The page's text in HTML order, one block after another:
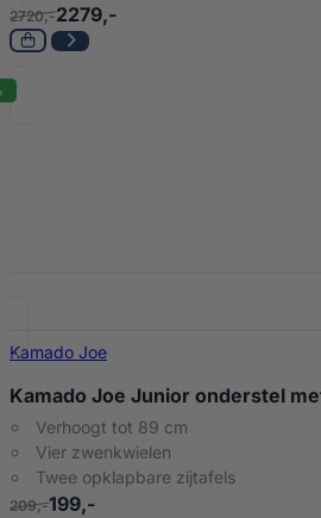
2720,-2279,-
Kamado Joe
Kamado Joe Junior onderstel
Verhoogt tot 89 cm
Vier zwenkwielen
Twee opklapbare zijtafels
209,-199,-